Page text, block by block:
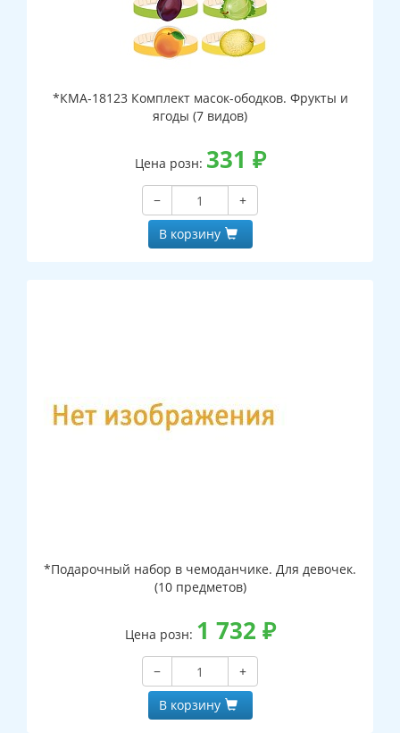
*КМА-18123 Комплект масок-ободков. Фрукты и
ягоды (7 видов)
Цена розн: 331 ₽
−
+
В корзину
*Подарочный набор в чемоданчике. Для девочек.
(10 предметов)
Цена розн: 1 732 ₽
−
+
В корзину